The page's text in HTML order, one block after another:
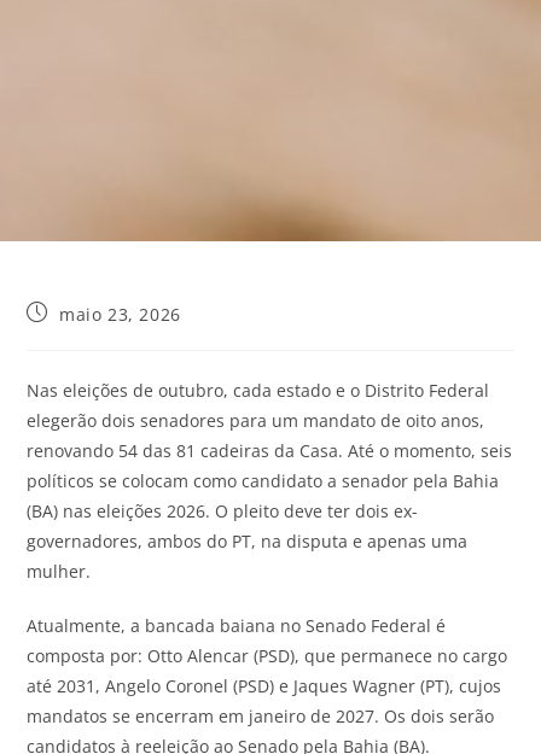
maio 23, 2026
Nas eleições de outubro, cada estado e o Distrito Federal
elegerão dois senadores para um mandato de oito anos,
renovando 54 das 81 cadeiras da Casa. Até o momento, seis
políticos se colocam como candidato a senador pela Bahia
(BA) nas eleições 2026. O pleito deve ter dois ex-
governadores, ambos do PT, na disputa e apenas uma
mulher.
Atualmente, a bancada baiana no Senado Federal é
composta por: Otto Alencar (PSD), que permanece no cargo
até 2031, Angelo Coronel (PSD) e Jaques Wagner (PT), cujos
mandatos se encerram em janeiro de 2027. Os dois serão
candidatos à reeleição ao Senado pela Bahia (BA).